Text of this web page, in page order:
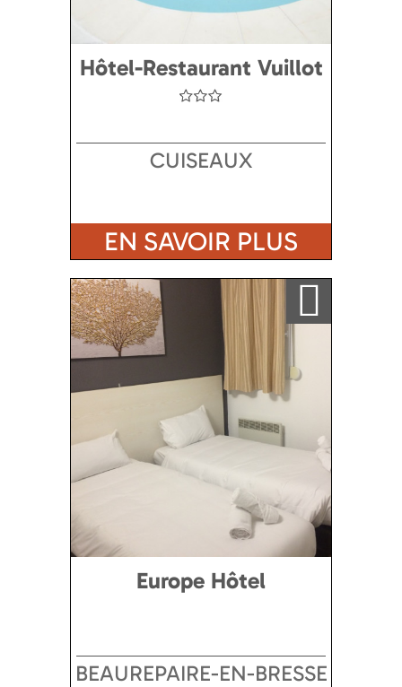
Hôtel-Restaurant Vuillot
CUISEAUX
EN SAVOIR PLUS
Ajouter a ma sélection
Europe Hôtel
BEAUREPAIRE-EN-BRESSE